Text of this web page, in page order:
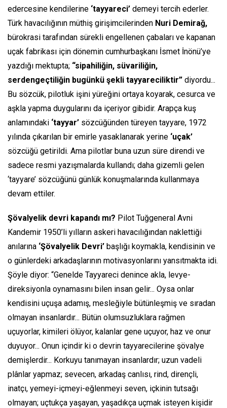
edercesine kendilerine ‘tayyareci’ demeyi tercih ederler.
Türk havacılığının müthiş girişimcilerinden Nuri Demirağ,
bürokrasi tarafından sürekli engellenen çabaları ve kapanan
uçak fabrikası için dönemin cumhurbaşkanı İsmet İnönü’ye
yazdığı mektupta; “sipahiliğin, süvariliğin,
serdengeçtiliğin bugünkü şekli tayyareciliktir” diyordu...
Bu sözcük, pilotluk işini yüreğini ortaya koyarak, cesurca ve
aşkla yapma duygularını da içeriyor gibidir. Arapça kuş
anlamındaki ‘tayyar’ sözcüğünden türeyen tayyare, 1972
yılında çıkarılan bir emirle yasaklanarak yerine ‘uçak’
sözcüğü getirildi. Ama pilotlar buna uzun süre direndi ve
sadece resmi yazışmalarda kullandı; daha gizemli gelen
‘tayyare’ sözcüğünü günlük konuşmalarında kullanmaya
devam ettiler.
Şövalyelik devri kapandı mı? Pilot Tuğgeneral Avni
Kandemir 1950’li yılların askeri havacılığından naklettiği
anılarına ‘Şövalyelik Devri’ başlığı koymakla, kendisinin ve
o günlerdeki arkadaşlarının motivasyonlarını yansıtmakta idi.
Şöyle diyor: “Genelde Tayyareci denince akla, levye-
direksiyonla oynamasını bilen insan gelir... Oysa onlar
kendisini uçuşa adamış, mesleğiyle bütünleşmiş ve sıradan
olmayan insanlardır... Bütün olumsuzluklara rağmen
uçuyorlar, kimileri ölüyor, kalanlar gene uçuyor, haz ve onur
duyuyor... Onun içindir ki o devrin tayyarecilerine şövalye
demişlerdir... Korkuyu tanımayan insanlardır; uzun vadeli
plânlar yapmaz; sevecen, arkadaş canlısı, rind, dirençli,
inatçı, yemeyi-içmeyi-eğlenmeyi seven, içkinin tutsağı
olmayan; uçtukça yaşayan, yaşadıkça uçmak isteyen kişidir